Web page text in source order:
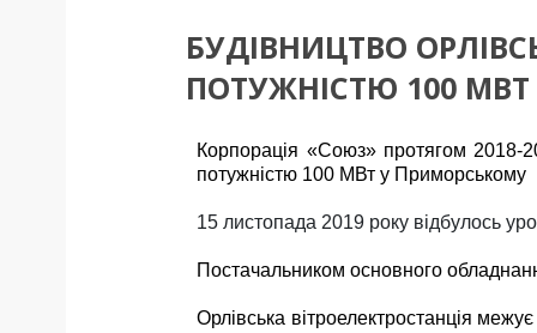
БУДІВНИЦТВО
ПОТУЖНІСТЮ 100 МВТ
Корпорація «Союз» протягом 2018-
потужністю 100 МВт у Приморському
15 листопада 2019 року відбулось
Постачальником основного
Орлівська вітроелектростанція